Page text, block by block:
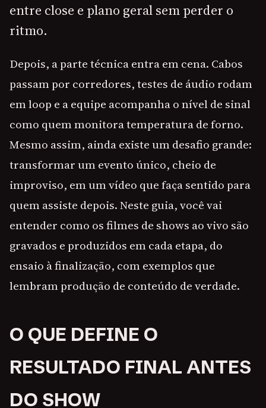
entre close e plano geral sem perder o
ritmo.
Depois, a parte técnica entra em cena. Cabos
passam por corredores, testes de áudio rodam
em loop e a equipe acompanha o nível de sinal
como quem monitora temperatura de forno.
Mesmo assim, ainda existe um desafio grande:
transformar um evento único, cheio de
improviso, em um vídeo que faça sentido para
quem assiste depois. Neste guia, você vai
entender como os filmes de shows ao vivo são
gravados e produzidos em cada etapa, do
ensaio à finalização, com exemplos que
lembram produção de conteúdo de verdade.
O QUE DEFINE O
RESULTADO FINAL ANTES
DO SHOW